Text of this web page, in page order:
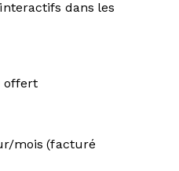
dans les
offert
mois (facturé